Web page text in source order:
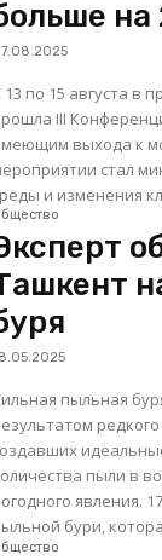
на
13 по 15 августа в
III
выхода к
стал
и изменения
пыльная
пыли в
явления. 17 мая Ташкент оказался во власти мощной
бури,